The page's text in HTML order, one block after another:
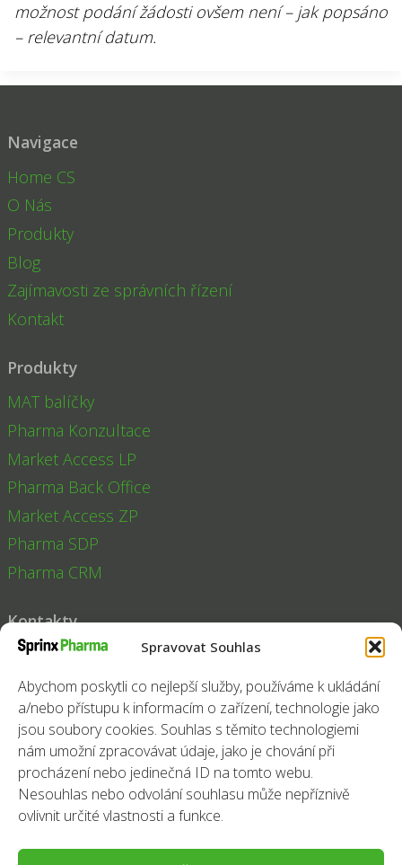
Spravovat Souhlas
Abychom poskytli co nejlepší služby, používáme k ukládání
a/nebo přístupu k informacím o zařízení, technologie jako
jsou soubory cookies. Souhlas s těmito technologiemi
nám umožní zpracovávat údaje, jako je chování při
procházení nebo jedinečná ID na tomto webu.
Nesouhlas nebo odvolání souhlasu může nepříznivě
ovlivnit určité vlastnosti a funkce.
možnost podání žádosti ovšem není – jak popsáno
– relevantní datum.
Navigace
Home CS
O Nás
Produkty
Blog
Zajímavosti ze správních řízení
Kontakt
Produkty
MAT balíčky
Pharma Konzultace
Market Access LP
Pharma Back Office
Market Access ZP
Pharma SDP
Pharma CRM
Kontakty
Tel:
+420 251 014 211
Fax: +420 251 014 200
E-mail: pharma@sprinx.com
Sledujte nás
Facebook
Instagram
LinkedIn